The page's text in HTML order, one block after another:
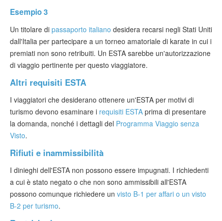
Esempio 3
Un titolare di passaporto italiano desidera recarsi negli Stati Uniti
dall'Italia per partecipare a un torneo amatoriale di karate in cui i
premiati non sono retribuiti. Un ESTA sarebbe un'autorizzazione
di viaggio pertinente per questo viaggiatore.
Altri requisiti ESTA
I viaggiatori che desiderano ottenere un'ESTA per motivi di
turismo devono esaminare i requisiti ESTA prima di presentare
la domanda, nonché i dettagli del Programma Viaggio senza
Visto.
Rifiuti e inammissibilità
I dinieghi dell'ESTA non possono essere impugnati. I richiedenti
a cui è stato negato o che non sono ammissibili all'ESTA
possono comunque richiedere un visto B-1 per affari o un visto
B-2 per turismo.